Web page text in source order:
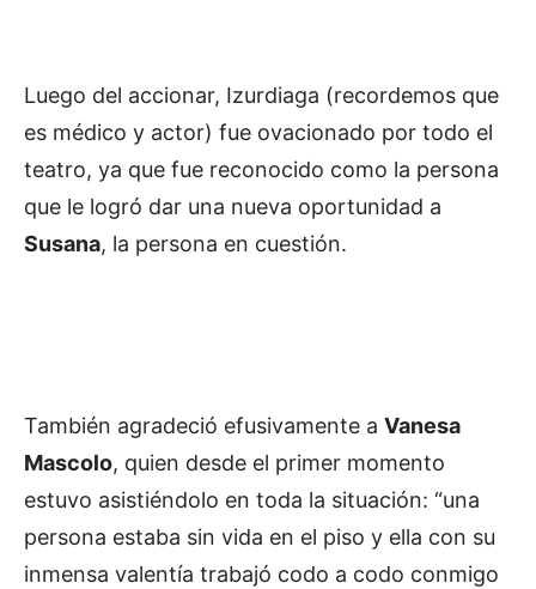
Luego del accionar, Izurdiaga (recordemos que
es médico y actor) fue ovacionado por todo el
teatro, ya que fue reconocido como la persona
que le logró dar una nueva oportunidad a
Susana, la persona en cuestión.
También agradeció efusivamente a Vanesa
Mascolo, quien desde el primer momento
estuvo asistiéndolo en toda la situación: “una
persona estaba sin vida en el piso y ella con su
inmensa valentía trabajó codo a codo conmigo